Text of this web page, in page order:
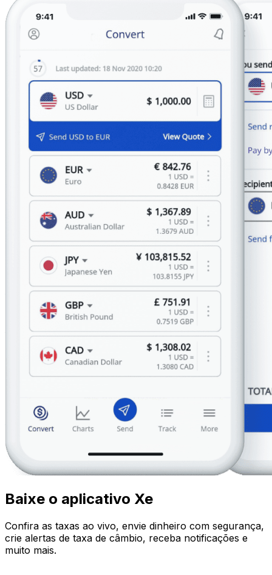
Baixe o aplicativo Xe
Confira as taxas ao vivo, envie dinheiro com segurança,
crie alertas de taxa de câmbio, receba notificações e
muito mais.